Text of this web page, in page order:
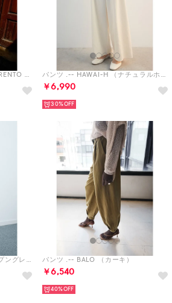
バミューダショーツ .-- SORRENTO （ナチュラルホワイト） パンツ .-- HAWAI-H （ナチュラルホワイト）
￥6,990
30%
ジーンズ .-- SIENNA （オープングレー） パンツ .-- BALO （カーキ）
￥6,540
40%